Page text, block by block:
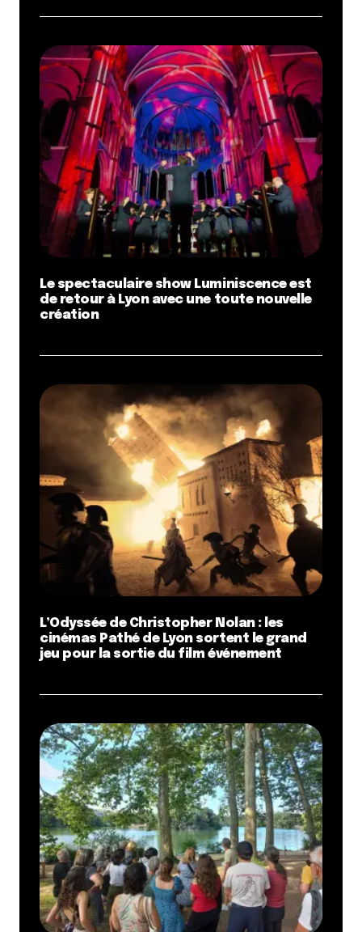
Le spectaculaire show Luminiscence est
de retour à Lyon avec une toute nouvelle
création
L’Odyssée de Christopher Nolan : les
cinémas Pathé de Lyon sortent le grand
jeu pour la sortie du film événement